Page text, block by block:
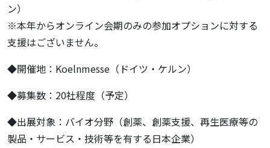
ン）
※本年からオンライン会期のみの参加オプションに対する
支援はございません。
◆開催地：Koelnmesse（ドイツ・ケルン）
◆募集数：20社程度（予定）
◆出展対象：バイオ分野（創薬、創薬支援、再生医療等の
製品・サービス・技術等を有する日本企業）